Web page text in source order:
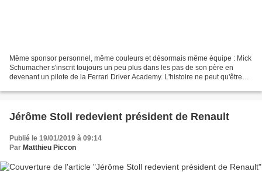
Même sponsor personnel, même couleurs et désormais même équipe : Mick
Schumacher s'inscrit toujours un peu plus dans les pas de son père en
devenant un pilote de la Ferrari Driver Academy. L'histoire ne peut qu'être
Jérôme Stoll redevient président de Renault
Publié le 19/01/2019 à 09:14
Par Matthieu Piccon